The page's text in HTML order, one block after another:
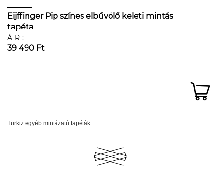
Eijffinger Pip színes elbűvölő keleti mintás
tapéta
ÁR:
39 490 Ft
Türkiz egyéb mintázatú tapéták.